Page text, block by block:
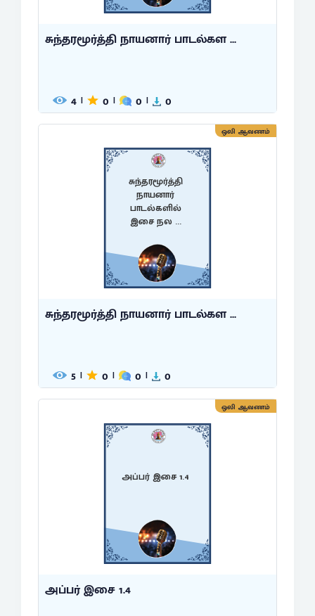
சுந்தரமூர்த்தி நாயனார் பாடல்கள ...
4 | 0 | 0 | 0
ஒலி ஆவணம்
சுந்தரமூர்த்தி
நாயனார்
பாடல்களில்
இசை நல ...
சுந்தரமூர்த்தி நாயனார் பாடல்கள ...
5 | 0 | 0 | 0
ஒலி ஆவணம்
அப்பர் இசை 1.4
அப்பர் இசை 1.4